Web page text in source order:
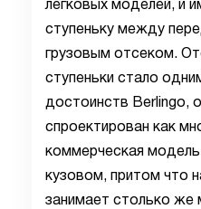
легковых моделей, и
ступеньку между
грузовым отсеком.
ступеньки стало
достоинств Berlingo,
спроектирован как
коммерческая
кузовом, притом что
занимает столько же